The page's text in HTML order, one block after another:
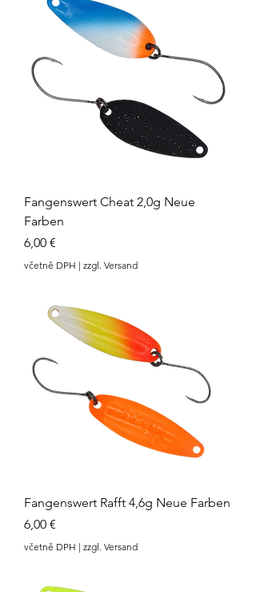
Fangenswert Cheat 2,0g Neue
Farben
Cena
6,00 €
včetně DPH | zzgl. Versand
Fangenswert Rafft 4,6g Neue Farben
Cena
6,00 €
včetně DPH | zzgl. Versand